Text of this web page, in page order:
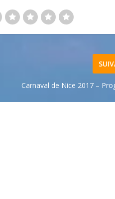
Carnaval de Nice 2017 –